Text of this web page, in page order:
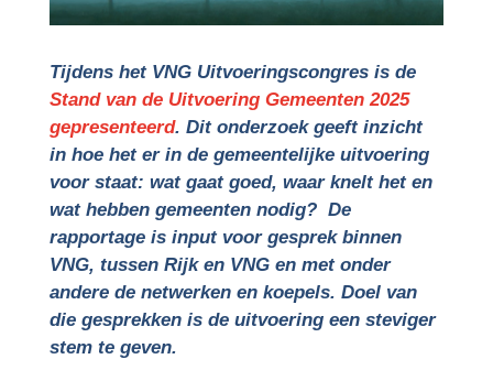
Tijdens het VNG Uitvoeringscongres is de
Stand van de Uitvoering Gemeenten 2025
gepresenteerd. Dit onderzoek geeft inzicht
in hoe het er in de gemeentelijke uitvoering
voor staat: wat gaat goed, waar knelt het en
wat hebben gemeenten nodig? De
rapportage is input voor gesprek binnen
VNG, tussen Rijk en VNG en met onder
andere de netwerken en koepels. Doel van
die gesprekken is de uitvoering een steviger
stem te geven.